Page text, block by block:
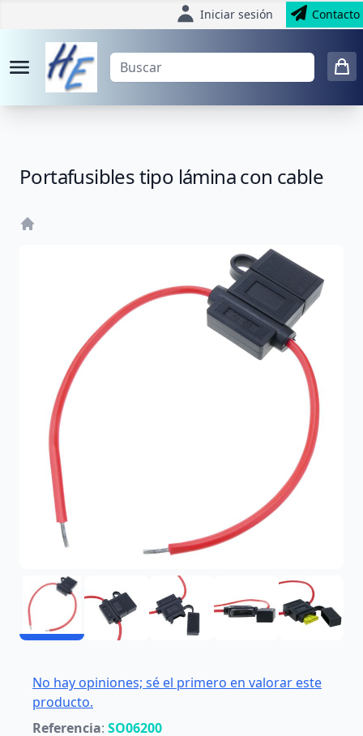
Iniciar sesión Contacto
Portafusibles tipo lámina con cable
No hay opiniones; sé el primero en valorar este
producto.
Referencia: SO06200